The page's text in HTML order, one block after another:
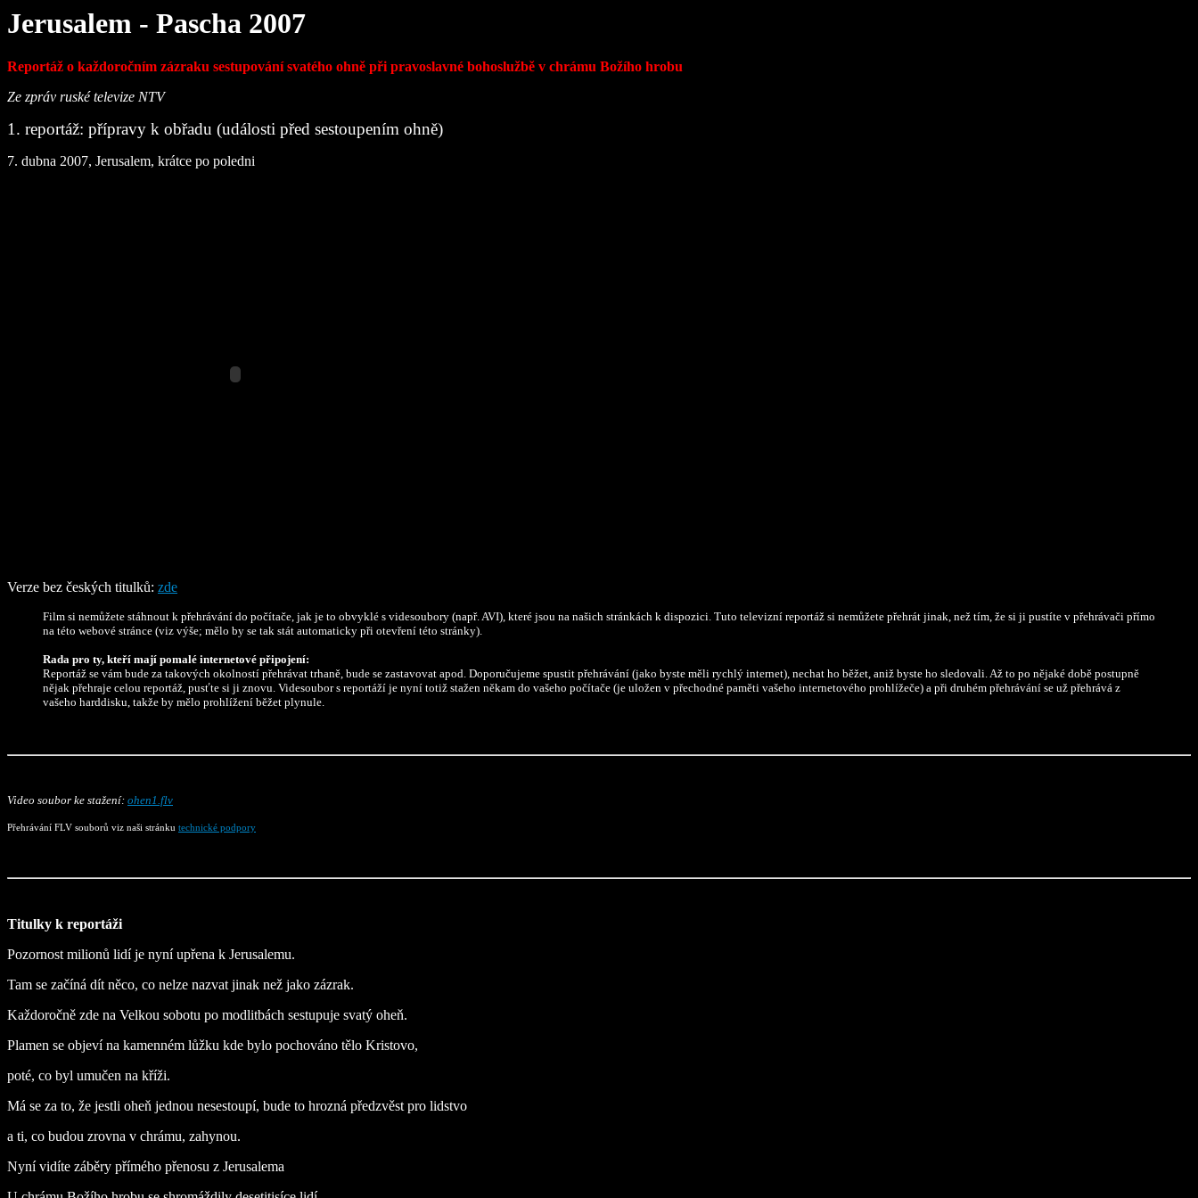
Jerusalem - Pascha 2007
Reportáž o každoročním zázraku sestupování svatého ohně při pravoslavné bohoslužbě v chrámu Božího hrobu
Ze zpráv ruské televize NTV
1. reportáž: přípravy k obřadu (události před sestoupením ohně)
7. dubna 2007, Jerusalem, krátce po poledni
Verze bez českých titulků: zde
Film si nemůžete stáhnout k přehrávání do počítače, jak je to obvyklé s videsoubory (např. AVI), které jsou na našich stránkách k dispozici. Tuto televizní reportáž si nemůžete přehrát jinak, než tím, že si ji pustíte v přehrávači přímo
na této webové stránce (viz výše; mělo by se tak stát automaticky při otevření této stránky).
Rada pro ty, kteří mají pomalé internetové připojení:
Reportáž se vám bude za takových okolností přehrávat trhaně, bude se zastavovat apod. Doporučujeme spustit přehrávání (jako byste měli rychlý internet), nechat ho běžet, aniž byste ho sledovali. Až to po nějaké době postupně
nějak přehraje celou reportáž, pusťte si ji znovu. Videsoubor s reportáží je nyní totiž stažen někam do vašeho počítače (je uložen v přechodné paměti vašeho internetového prohlížeče) a při druhém přehrávání se už přehrává z
vašeho harddisku, takže by mělo prohlížení běžet plynule.
Video soubor ke stažení: ohen1.flv
Přehrávání FLV souborů viz naši stránku technické podpory
Titulky k reportáži
Pozornost milionů lidí je nyní upřena k Jerusalemu.
Tam se začíná dít něco, co nelze nazvat jinak než jako zázrak.
Každoročně zde na Velkou sobotu po modlitbách sestupuje svatý oheň.
Plamen se objeví na kamenném lůžku kde bylo pochováno tělo Kristovo,
poté, co byl umučen na kříži.
Má se za to, že jestli oheň jednou nesestoupí, bude to hrozná předzvěst pro lidstvo
a ti, co budou zrovna v chrámu, zahynou.
Nyní vidíte záběry přímého přenosu z Jerusalema